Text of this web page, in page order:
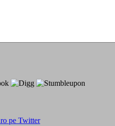
pe Twitter